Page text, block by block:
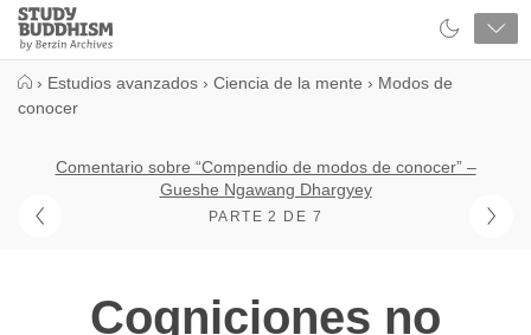
Close
Study
Buddhism
› Estudios avanzados › Ciencia de la mente › Modos de
conocer
Comentario sobre “Compendio de modos de conocer” –
Gueshe Ngawang Dhargyey
PARTE 2 DE 7
Cogniciones no